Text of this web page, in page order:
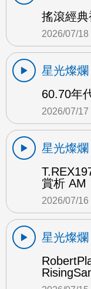
搖滾經
2026/07/18
星光燦爛
60.70年
2026/07/17
星光燦爛
賞析 AM
2026/07/16
星光燦爛